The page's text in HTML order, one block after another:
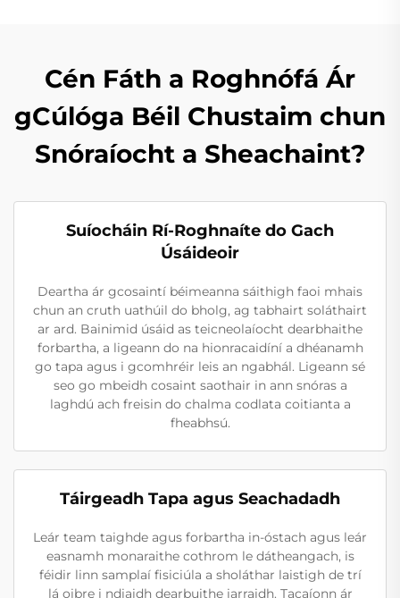
Cén Fáth a Roghnófá Ár
gCúlóga Béil Chustaim chun
Snóraíocht a Sheachaint?
Suíocháin Rí-Roghnaíte do Gach
Úsáideoir
Deartha ár gcosaintí béimeanna sáithigh faoi mhais
chun an cruth uathúil do bholg, ag tabhairt soláthairt
ar ard. Bainimid úsáid as teicneolaíocht dearbhaithe
forbartha, a ligeann do na hionracaidíní a dhéanamh
go tapa agus i gcomhréir leis an ngabhál. Ligeann sé
seo go mbeidh cosaint saothair in ann snóras a
laghdú ach freisin do chalma codlata coitianta a
fheabhsú.
Táirgeadh Tapa agus Seachadadh
Leár team taighde agus forbartha in-óstach agus leár
easnamh monaraithe cothrom le dátheangach, is
féidir linn samplaí fisiciúla a sholáthar laistigh de trí
lá oibre i ndiaidh dearbuithe iarraidh. Tacaíonn ár